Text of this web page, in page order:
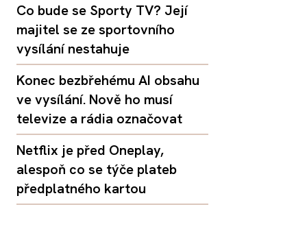
Co bude se Sporty TV? Její
majitel se ze sportovního
vysílání nestahuje
Konec bezbřehému AI obsahu
ve vysílání. Nově ho musí
televize a rádia označovat
Netflix je před Oneplay,
alespoň co se týče plateb
předplatného kartou